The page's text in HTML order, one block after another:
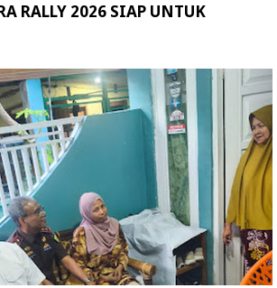
RALLY 2026 SIAP UNTUK